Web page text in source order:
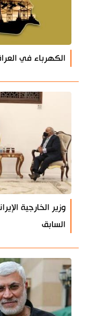
الكهرباء في
وزير الخارجية
السابق